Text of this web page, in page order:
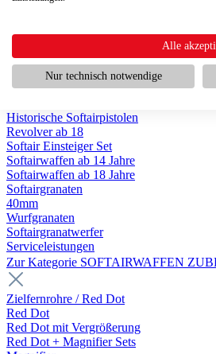
Historische Softairwaffen
Pumpguns ab 18
Softair Pistolen Gas ab 18
Softair Pistolen elektrisch ab 14
Softair Pistolen Federdruck ab 14
Historische Softairpistolen
Revolver ab 18
Softair Einsteiger Set
Softairwaffen ab 14 Jahre
Softairwaffen ab 18 Jahre
Softairgranaten
40mm
Wurfgranaten
Softairgranatwerfer
Serviceleistungen
Zur Kategorie SOFTAIRWAFFEN
Zielfernrohre / Red Dot
Red Dot
Red Dot mit Vergrößerung
Red Dot + Magnifier Sets
Alle
Nur technisch notwendige